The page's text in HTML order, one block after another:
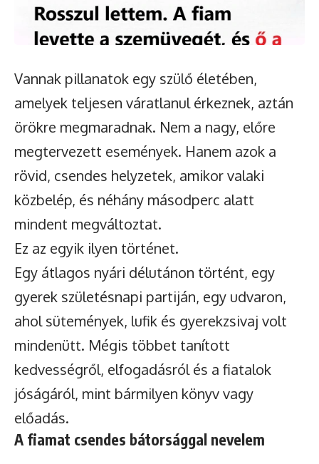
Vannak pillanatok egy szülő életében,
amelyek teljesen váratlanul érkeznek, aztán
örökre megmaradnak. Nem a nagy, előre
megtervezett események. Hanem azok a
rövid, csendes helyzetek, amikor valaki
közbelép, és néhány másodperc alatt
mindent megváltoztat.
Ez az egyik ilyen történet.
Egy átlagos nyári délutánon történt, egy
gyerek születésnapi partiján, egy udvaron,
ahol sütemények, lufik és gyerekzsivaj volt
mindenütt. Mégis többet tanított
kedvességről, elfogadásról és a fiatalok
jóságáról, mint bármilyen könyv vagy
előadás.
A fiamat csendes bátorsággal nevelem